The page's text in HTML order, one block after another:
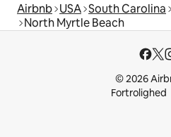
Airbnb USA South Carolina
North Myrtle Beach
© 2026
Fortrolighed